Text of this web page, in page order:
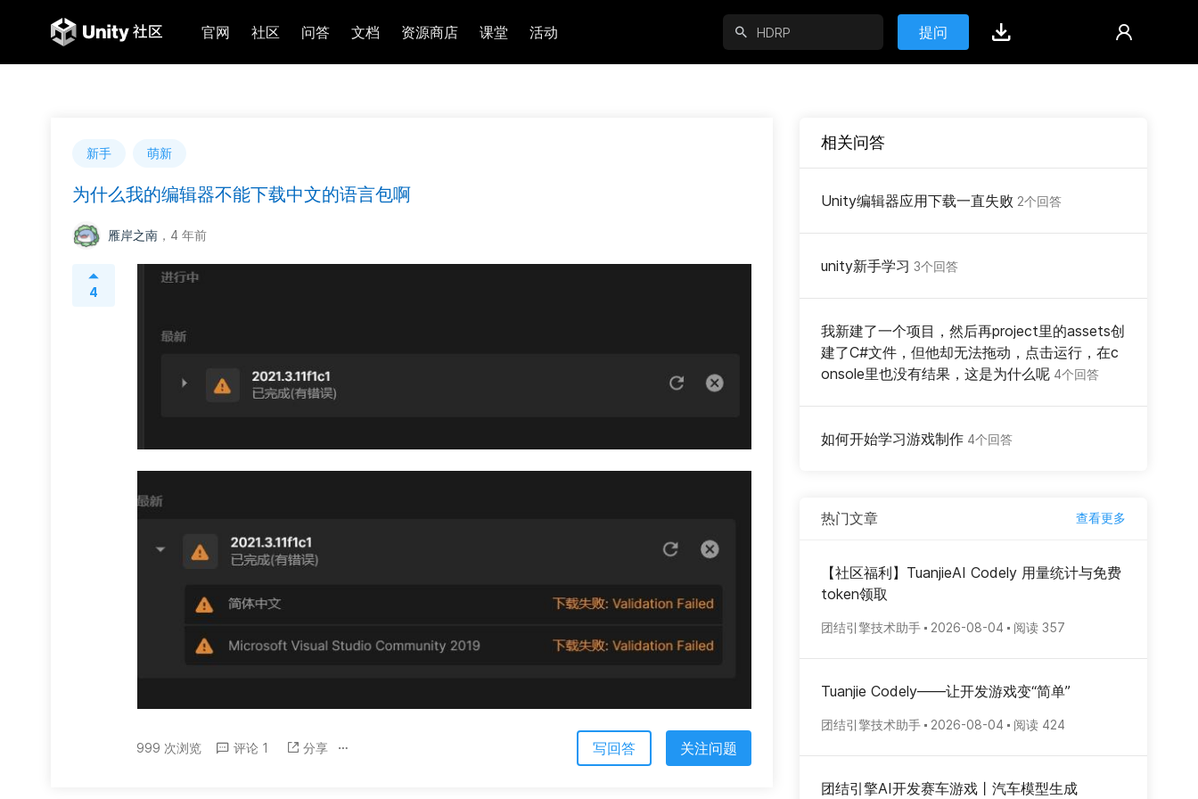
官网 社区 问答 文档 资源商店 课堂 活动 提问
新手 萌新
为什么我的编辑器不能下载中文的语言包啊
雁岸之南 ，4 年前
4
999 次浏览 评论 1 分享 写回答 关注问题
相关问答
Unity编辑器应用下载一直失败 2个回答
unity新手学习 3个回答
我新建了一个项目，然后再project里的assets创
建了C#文件，但他却无法拖动，点击运行，在c
onsole里也没有结果，这是为什么呢 4个回答
如何开始学习游戏制作 4个回答
热门文章 查看更多
【社区福利】TuanjieAI Codely 用量统计与免费
token领取
团结引擎技术助手 2026-08-04 阅读 357
Tuanjie Codely——让开发游戏变“简单”
团结引擎技术助手 2026-08-04 阅读 424
团结引擎AI开发赛车游戏丨汽车模型生成